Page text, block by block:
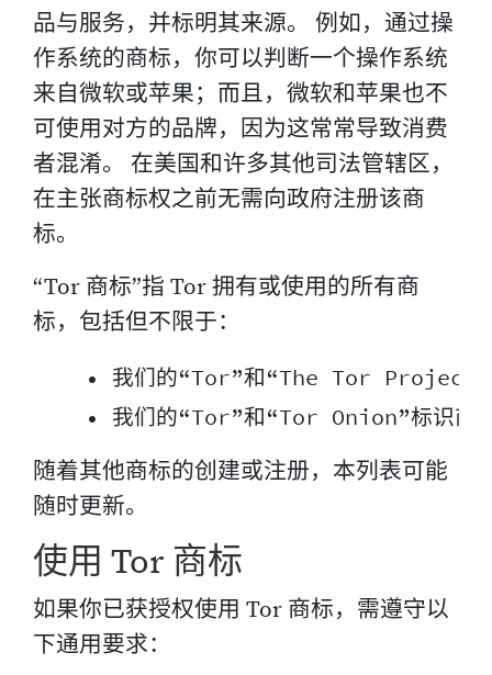
品与服务，并标明其来源。 例如，通过操
作系统的商标，你可以判断一个操作系统
来自微软或苹果；而且，微软和苹果也不
可使用对方的品牌，因为这常常导致消费
者混淆。 在美国和许多其他司法管辖区，
在主张商标权之前无需向政府注册该商
标。
“Tor 商标”指 Tor 拥有或使用的所有商
标，包括但不限于：
• 我们的“Tor”和“The Tor Project”
随着其他商标的创建或注册，本列表可能
随时更新。
使用 Tor 商标
如果你已获授权使用 Tor 商标，需遵守以
下通用要求：